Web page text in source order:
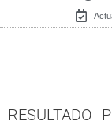
RESULTADO